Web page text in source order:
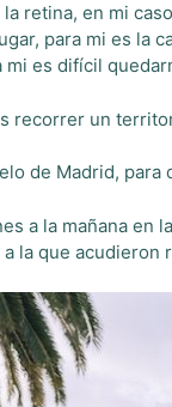
retina, en mi
para mi es
es difícil
recorrer un
de Madrid,
a la mañana
la que acudieron r